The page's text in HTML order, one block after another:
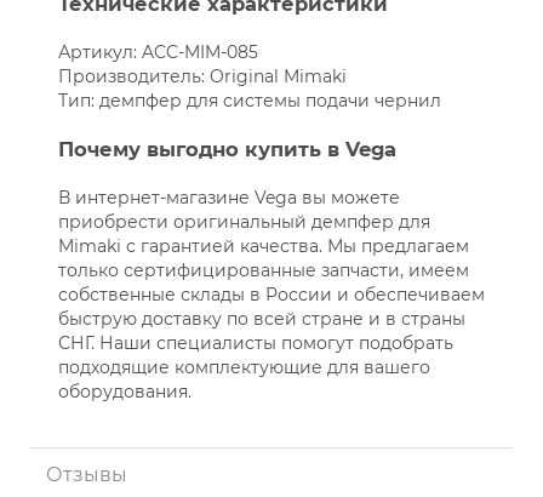
Артикул: ACC-MIM-085
Производитель: Original Mimaki
Тип: демпфер для системы подачи чернил
Почему выгодно купить в Vega
В интернет-магазине Vega вы можете
приобрести оригинальный демпфер для
Mimaki с гарантией качества. Мы предлагаем
только сертифицированные запчасти, имеем
собственные склады в России и обеспечиваем
быструю доставку по всей стране и в страны
СНГ. Наши специалисты помогут подобрать
подходящие комплектующие для вашего
оборудования.
Отзывы